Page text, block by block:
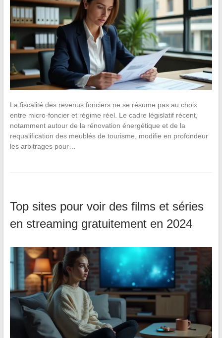
La fiscalité des revenus fonciers ne se résume pas au choix
entre micro-foncier et régime réel. Le cadre législatif récent,
notamment autour de la rénovation énergétique et de la
requalification des meublés de tourisme, modifie en profondeur
les arbitrages pour…
Top sites pour voir des films et séries
en streaming gratuitement en 2024